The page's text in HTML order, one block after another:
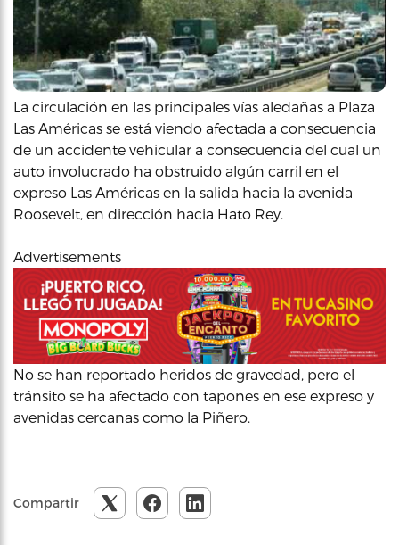
La circulación en las principales vías aledañas a Plaza
Las Américas se está viendo afectada a consecuencia
de un accidente vehicular a consecuencia del cual un
auto involucrado ha obstruido algún carril en el
expreso Las Américas en la salida hacia la avenida
Roosevelt, en dirección hacia Hato Rey.
Advertisements
No se han reportado heridos de gravedad, pero el
tránsito se ha afectado con tapones en ese expreso y
avenidas cercanas como la Piñero.
Compartir